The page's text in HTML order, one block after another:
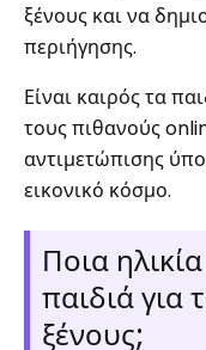
ξένους και να
περιήγησης.
Είναι καιρός τα
τους πιθανούς
αντιμετώπισης
εικονικό κόσμο.
Ποια
παιδιά για
ξένους;